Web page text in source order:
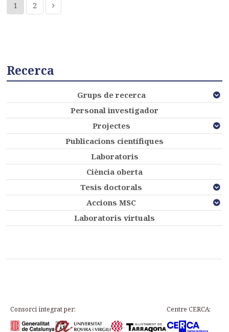
1 2
Recerca
Grups de recerca
Personal investigador
Projectes
Publicacions científiques
Laboratoris
Ciència oberta
Tesis doctorals
Accions MSC
Laboratoris virtuals
Consorci integrat per: Centre CERCA: